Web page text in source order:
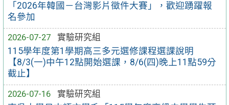
「2026年韓國－台灣影片徵件大賽」，歡迎踴躍報
名參加
2026-07-27
實驗研究組
115學年度第1學期高三多元選修課程選課說明
【8/3(一)中午12點開始選課，8/6(四)晚上11點59分
截止】
2026-07-16
實驗研究組